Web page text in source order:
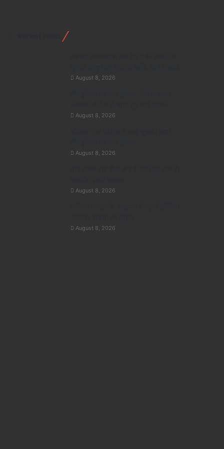
August 8, 2026
August 8, 2026
August 8, 2026
August 8, 2026
August 8, 2026